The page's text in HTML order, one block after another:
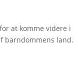
at komme videre i
barndommens land.